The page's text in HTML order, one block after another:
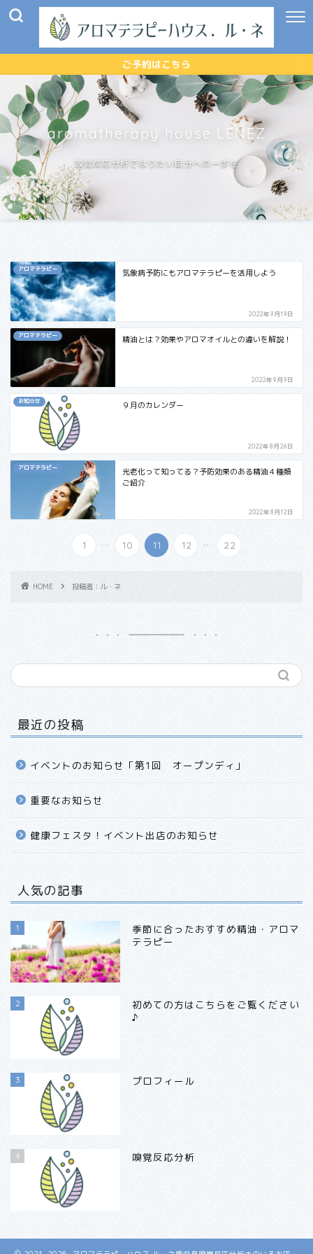
ご予約はこちら
aromatherapy house LENEZ
嗅覚反応分析でなりたい自分への一歩を
アロマテラピー 気象病予防にもアロマテラピーを活用しよう
2022年9月19日
アロマテラピー 精油とは？効果やアロマオイルとの違いを解説！
2022年9月9日
お知らせ ９月のカレンダー
2022年8月26日
アロマテラピー
光老化って知ってる？予防効果のある精油４種類
ご紹介
2022年8月12日
1 ... 10 11 12 ... 22
HOME 投稿者：ル・ネ
最近の投稿
イベントのお知らせ「第1回 オープンディ」
重要なお知らせ
健康フェスタ！イベント出店のお知らせ
人気の記事
1
季節に合ったおすすめ精油・アロマ
テラピー
2
初めての方はこちらをご覧ください
♪
3 プロフィール
4 嗅覚反応分析